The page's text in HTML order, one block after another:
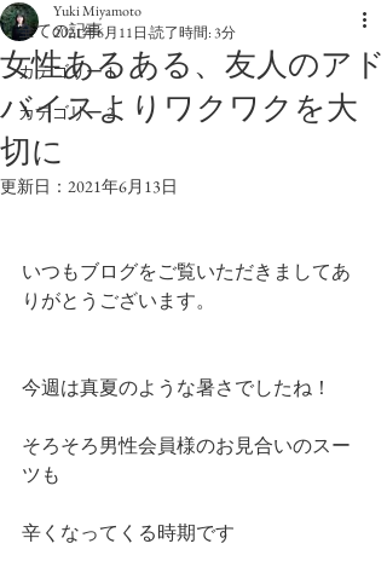
全ての記事
カテゴリー 1
カテゴリー 2
女性あるある、友人のアド
バイスよりワクワクを大
切に
Yuki Miyamoto
2021年6月11日 読了時間: 3分
更新日： 2021年6月13日
いつもブログをご覧いただきましてあ
りがとうございます。
今週は真夏のような暑さでしたね！
そろそろ男性会員様のお見合いのスー
ツも
辛くなってくる時期です